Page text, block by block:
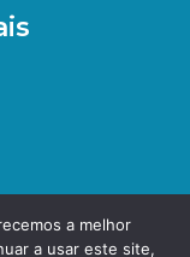
a melhor
a usar este site,